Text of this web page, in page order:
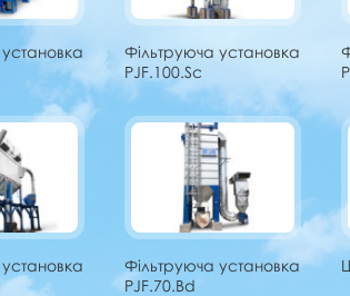
Фільтруюча установка
PJF.100.Sc
Фільтруюча установка
PJF.70.Bd